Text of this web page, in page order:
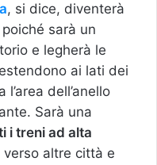
, si dice, diventerà
poiché sarà un
e legherà le
ai lati dei
dell’anello
Sarà una
i treni ad alta
altre città e